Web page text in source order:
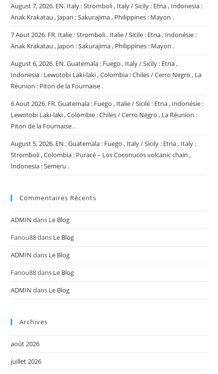
August 7, 2026. EN. Italy : Stromboli , Italy / Sicily : Etna , Indonesia :
Anak Krakatau , Japan : Sakurajima , Philippines : Mayon .
7 Aout 2026. FR. Italie : Stromboli , Italie / Sicile : Etna , Indonésie :
Anak Krakatau , Japon : Sakurajima , Philippines : Mayon .
August 6, 2026. EN. Guatemala : Fuego , Italy / Sicily : Etna ,
Indonesia : Lewotobi Laki-laki , Colombia : Chiles / Cerro Negro , La
Réunion : Piton de la Fournaise .
6 Aout 2026. FR. Guatemala : Fuego , Italie / Sicile : Etna , Indonésie :
Lewotobi Laki-laki , Colombie : Chiles / Cerro Negro , La Réunion :
Piton de la Fournaise .
August 5, 2026. EN . Guatemala : Fuego , Italy / Sicily : Etna , Italy :
Stromboli , Colombia : Puracé – Los Coconucos volcanic chain ,
Indonesia : Semeru .
Commentaires Récents
ADMIN dans Le Blog
Fanou88dans Le Blog
ADMIN dans Le Blog
Fanou88dans Le Blog
ADMIN dans Le Blog
Archives
août 2026
juillet 2026